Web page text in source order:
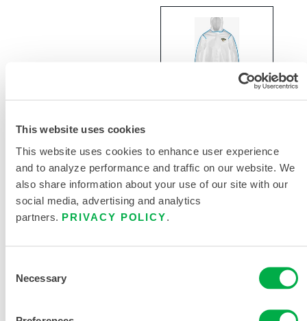
This website uses cookies
This website uses cookies to enhance user experience
and to analyze performance and traffic on our website. We
also share information about your use of our site with our
social media, advertising and analytics
partners. PRIVACY POLICY
Selection
Necessary
Overol con
Costura
Reforzada
ChemMax®
-